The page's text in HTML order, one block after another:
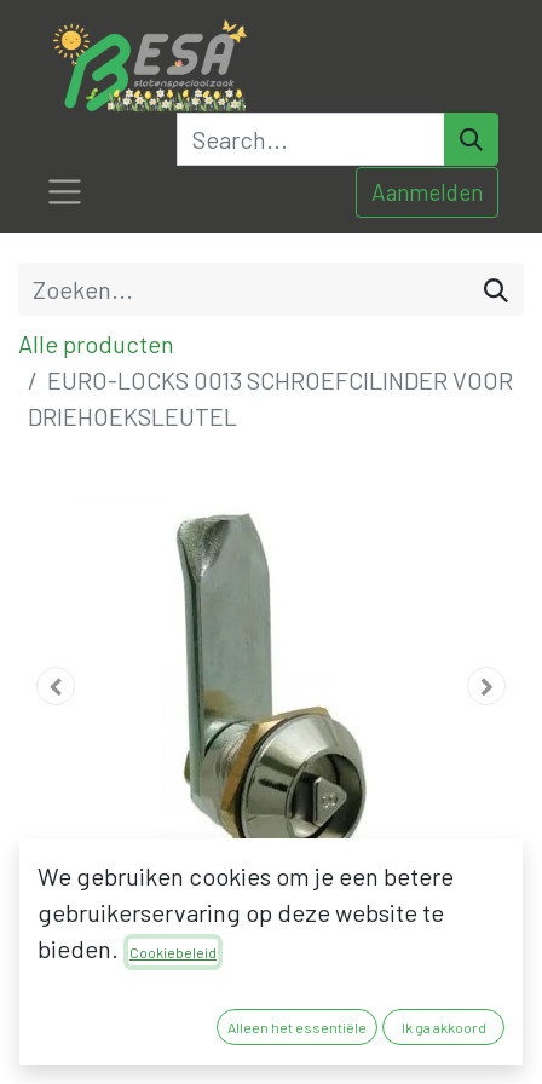
Aanmelden
Alle producten
EURO-LOCKS 0013 SCHROEFCILINDER VOOR
DRIEHOEKSLEUTEL
EURO-LOCKS 0013
SCHROEFCILINDER VOOR
We gebruiken cookies om je een betere
gebruikerservaring op deze website te
bieden.
Cookiebeleid
Alleen het essentiële Ik ga akkoord